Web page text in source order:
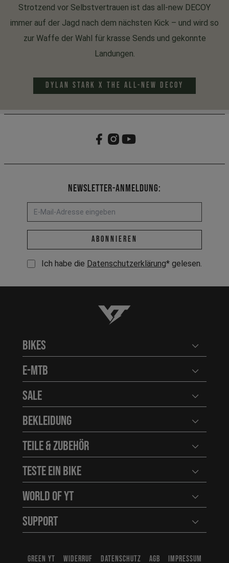
Strotzend vor Selbstvertrauen ist das all-new DECOY
immer auf der Jagd nach dem nächsten Kick – und wird so
zur Waffe der Wahl für krasse Sends und gekonnte
Landungen.
DYLAN STARK x THE ALL-NEW DECOY
Newsletter-Anmeldung:
E-Mail-Adresse *
abonnieren
Ich habe die Datenschutzerklärung* gelesen.
YT-Industries
Bikes
E-MTB
Sale
Bekleidung
Teile & Zubehör
Teste ein Bike
World of YT
Support
GREEN YT WIDERRUF DATENSCHUTZ AGB IMPRESSUM